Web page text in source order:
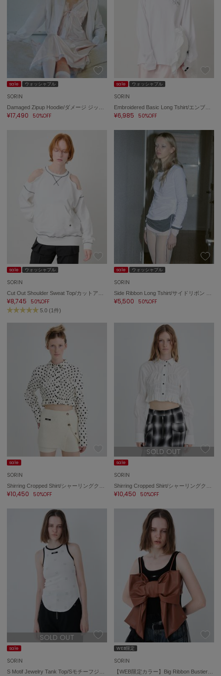
sale ウォッシャブル
SORIN
¥17,490 50%OFF
sale ウォッシャブル
SORIN
Embroidered Basic Long Tshirt/エンブロイダード ベーシックロングTシャツ
¥6,985 50%OFF
sale ウォッシャブル
SORIN
¥8,745 50%OFF
5.0 (1件)
sale ウォッシャブル
SORIN
¥5,500 50%OFF
sale
SORIN
¥10,450 50%OFF
SOLD OUT
sale
SORIN
¥10,450 50%OFF
SOLD OUT
sale
SORIN
WEB限定
SORIN
【WEB限定カラー】Big Ribbon Bustier/ビッグリボンビスチェ